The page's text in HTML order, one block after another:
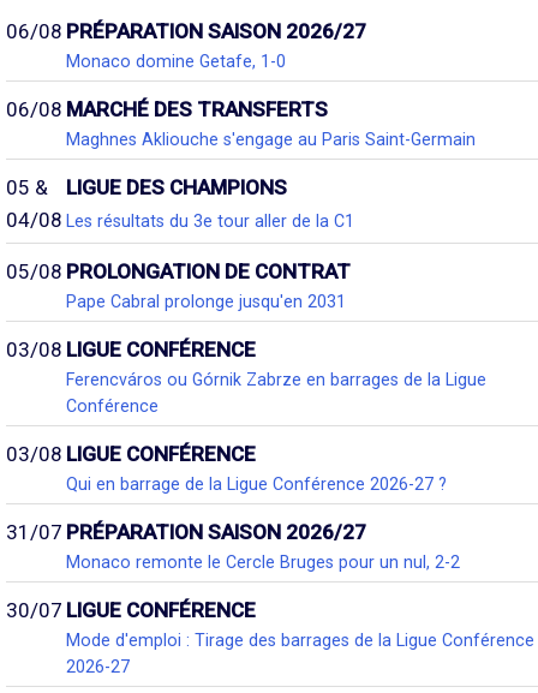
06/08 PRÉPARATION SAISON 2026/27
Monaco domine Getafe, 1-0
06/08 MARCHÉ DES TRANSFERTS
Maghnes Akliouche s'engage au Paris Saint-Germain
05 &
04/08
LIGUE DES CHAMPIONS
Les résultats du 3e tour aller de la C1
05/08 PROLONGATION DE CONTRAT
Pape Cabral prolonge jusqu'en 2031
03/08 LIGUE CONFÉRENCE
Ferencváros ou Górnik Zabrze en barrages de la Ligue
Conférence
03/08 LIGUE CONFÉRENCE
Qui en barrage de la Ligue Conférence 2026-27 ?
31/07 PRÉPARATION SAISON 2026/27
Monaco remonte le Cercle Bruges pour un nul, 2-2
30/07 LIGUE CONFÉRENCE
Mode d'emploi : Tirage des barrages de la Ligue Conférence
2026-27